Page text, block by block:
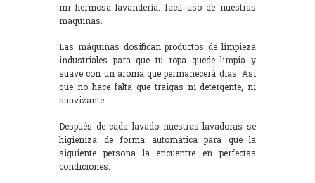
mi hermosa lavandería: facil uso de nuestras
maquinas.
Las máquinas dosifican productos de limpieza
industriales para que tu ropa quede limpia y
suave con un aroma que permanecerá días. Así
que no hace falta que traigas ni detergente, ni
suavizante.
Después de cada lavado nuestras lavadoras se
higieniza de forma automática para que la
siguiente persona la encuentre en perfectas
condiciones.